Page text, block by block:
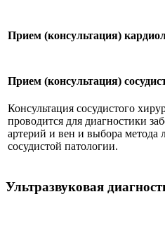
Прием (консультация)
Прием (консультация)
Консультация сосудистого
проводится для диагностики
артерий и вен и выбора метода
сосудистой патологии.
Ультразвуковая